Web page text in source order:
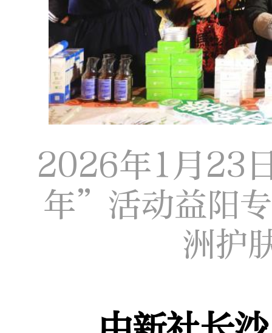
2026年1月23
年”活动益阳
洲护